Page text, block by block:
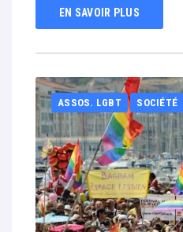
EN SAVOIR PLUS
ASSOS. LGBT SOCIÉTÉ